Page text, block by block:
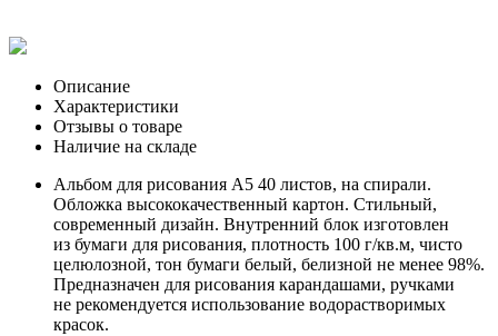
Описание
Характеристики
Отзывы о товаре
Наличие на складе
Альбом для рисования А5 40 листов, на спирали.
Обложка высококачественный картон. Стильный,
современный дизайн. Внутренний блок изготовлен
из бумаги для рисования, плотность 100 г/кв.м, чисто
целюлозной, тон бумаги белый, белизной не менее 98%.
Предназначен для рисования карандашами, ручками
не рекомендуется использование водорастворимых
красок.